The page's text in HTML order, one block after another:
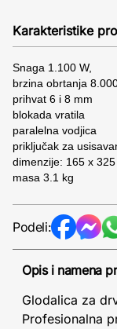
Karakteristike
Snaga 1.100 W,
brzina obrtanja
prihvat 6 i 8 mm
blokada vratila
paralelna vodjica
priključak za
dimenzije: 165 x
masa 3.1 kg
Podeli:
Opis i namena
Glodalica za
Profesionalna